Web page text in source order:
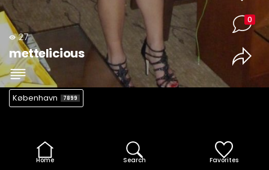
27
mettelicious
København 7899
0
Home Search Favorites